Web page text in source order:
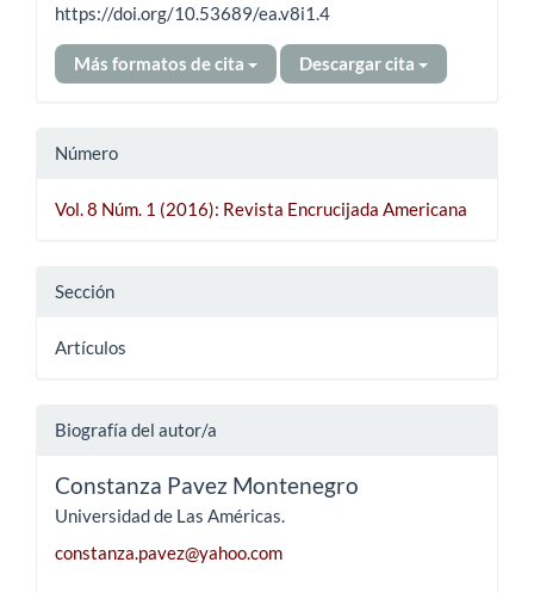
https://doi.org/10.53689/ea.v8i1.4
Más formatos de cita Descargar cita
Número
Vol. 8 Núm. 1 (2016): Revista Encrucijada Americana
Sección
Artículos
Biografía del autor/a
Constanza Pavez Montenegro
Universidad de Las Américas.
constanza.pavez@yahoo.com